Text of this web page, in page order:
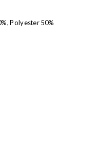
Polyester 50%